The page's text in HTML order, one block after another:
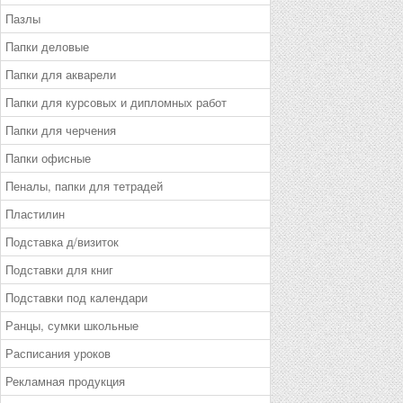
Пазлы
Папки деловые
Папки для акварели
Папки для курсовых и дипломных работ
Папки для черчения
Папки офисные
Пеналы, папки для тетрадей
Пластилин
Подставка д/визиток
Подставки для книг
Подставки под календари
Ранцы, сумки школьные
Расписания уроков
Рекламная продукция